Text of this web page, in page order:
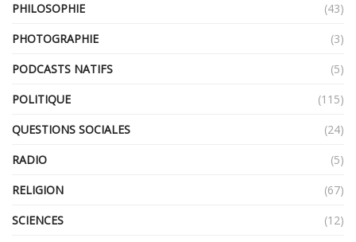
PHILOSOPHIE
(43)
PHOTOGRAPHIE
(3)
PODCASTS NATIFS
(5)
POLITIQUE
(115)
QUESTIONS SOCIALES
(24)
RADIO
(5)
RELIGION
(67)
SCIENCES
(12)